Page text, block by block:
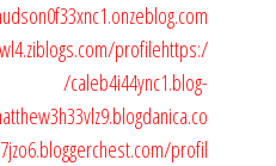
profilehttps:/
/caleb4i44ync1.blog-
profil